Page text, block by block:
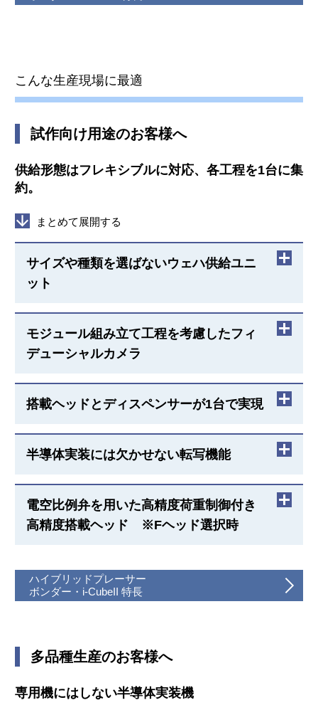
こんな生産現場に最適
試作向け用途のお客様へ
供給形態はフレキシブルに対応、各工程を1台に集
約。
まとめて展開する
サイズや種類を選ばないウェハ供給ユニ
ット
YWF（ウェハ供給ユニット）
4～8インチの異なるウェハサイズを最大10品種まで1
グリップリング、エキスパンドリング、フラットリ
フェイスアップ実装とフェイスダウン実装の混載可
モジュール組み立て工程を考慮したフィ
デューシャルカメラ
Z軸付きフィデューシャルカメラ
搭載ヘッドとディスペンサーが1台で実現
ディスペンサーユニット ※ヘッドタイプFDを選択
載。塗布補正機能、非接触ディスペンサーなどにも
対応
半導体実装には欠かせない転写機能
回転式転写ユニット
用途に合わせフラックス、銀ペースト、ハンダ、樹
電空比例弁を用いた高精度荷重制御付き
高精度搭載ヘッド ※Fヘッド選択時
高精度荷重制御付き高精度搭載ヘッド
1N～50Nまで荷重を0.1N単位で設定可能。
ハイブリッドプレーサー
ボンダー・i-CubeII 特長
多品種生産のお客様へ
専用機にはしない半導体実装機